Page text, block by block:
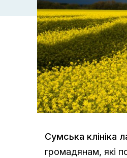
Сумська клініка
громадянам, які